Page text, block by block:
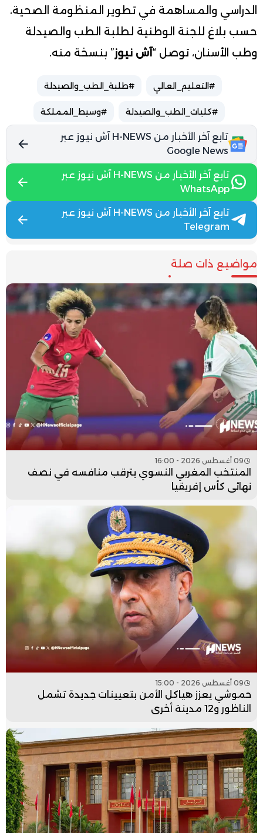
الدراسي والمساهمة في تطوير المنظومة الصحية،
حسب بلاغ للجنة الوطنية لطلبة الطب والصيدلة
وطب الأسنان، توصل “آش نيوز” بنسخة منه.
#التعليم_العالي #طلبة_الطب_والصيدلة
#كليات_الطب_والصيدلة #وسيط_المملكة
تابع آخر الأخبار من H-NEWS آش نيوز عبر
Google News
تابع آخر الأخبار من H-NEWS آش نيوز عبر
WhatsApp
تابع آخر الأخبار من H-NEWS آش نيوز عبر
Telegram
مواضيع ذات صلة
09 أغسطس 2026 - 16:00
المنتخب المغربي النسوي يترقب منافسه في نصف
نهائي كأس إفريقيا
09 أغسطس 2026 - 15:00
حموشي يعزز هياكل الأمن بتعيينات جديدة تشمل
الناظور و12 مدينة أخرى